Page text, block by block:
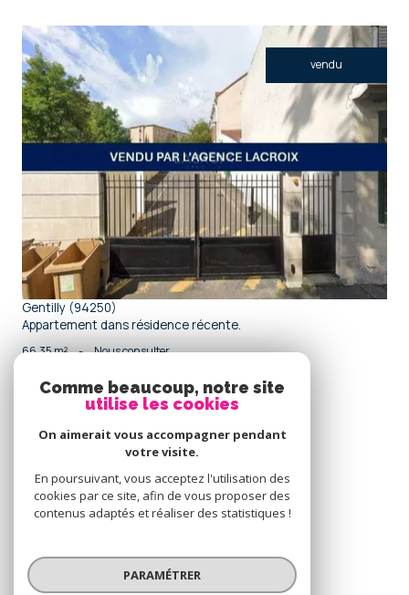
vendu
voir le bien
Gentilly (94250)
Appartement dans résidence récente.
66,35 m² - Nous consulter
connecter
espace propriétaire
Nous
adhérons
Comme beaucoup, notre site
utilise les cookies
On aimerait vous accompagner pendant
votre visite.
En poursuivant, vous acceptez l'utilisation des
cookies par ce site, afin de vous proposer des
contenus adaptés et réaliser des statistiques !
PARAMÉTRER